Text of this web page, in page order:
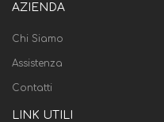
AZIENDA
Chi Siamo
Assistenza
Contatti
LINK UTILI